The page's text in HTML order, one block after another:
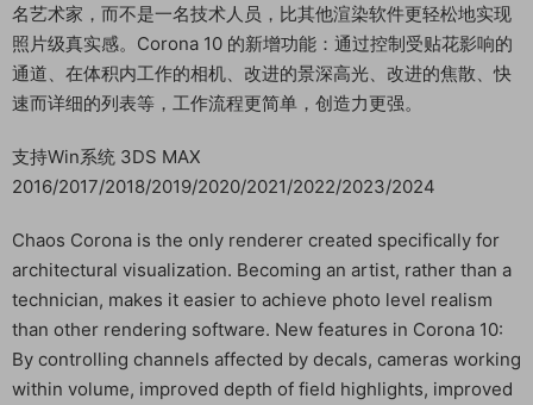
名艺术家，而不是一名技术人员，比其他渲染软件更轻松地实现
照片级真实感。Corona 10 的新增功能：通过控制受贴花影响的
通道、在体积内工作的相机、改进的景深高光、改进的焦散、快
速而详细的列表等，工作流程更简单，创造力更强。
支持Win系统 3DS MAX
2016/2017/2018/2019/2020/2021/2022/2023/2024
Chaos Corona is the only renderer created specifically for
architectural visualization. Becoming an artist, rather than a
technician, makes it easier to achieve photo level realism
than other rendering software. New features in Corona 10:
By controlling channels affected by decals, cameras working
within volume, improved depth of field highlights, improved